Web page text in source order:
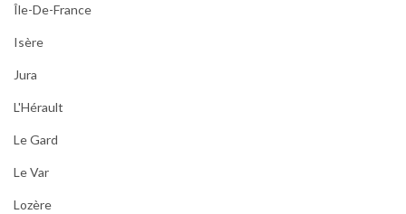
Île-De-France
Isère
Jura
L'Hérault
Le Gard
Le Var
Lozère